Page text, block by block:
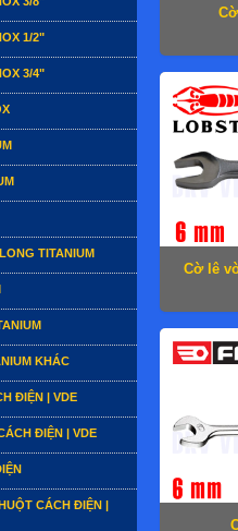
1/2"
3/4"
TITANIUM
KHÁC
ĐIỆN | VDE
ĐIỆN | VDE
CÁCH ĐIỆN |
Cờ lê